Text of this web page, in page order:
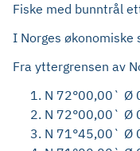
Fiske med bunntrål
I Norges
Fra yttergrensen av
N 72°00,00` Ø
N 72°00,00` Ø
N 71°45,00` Ø